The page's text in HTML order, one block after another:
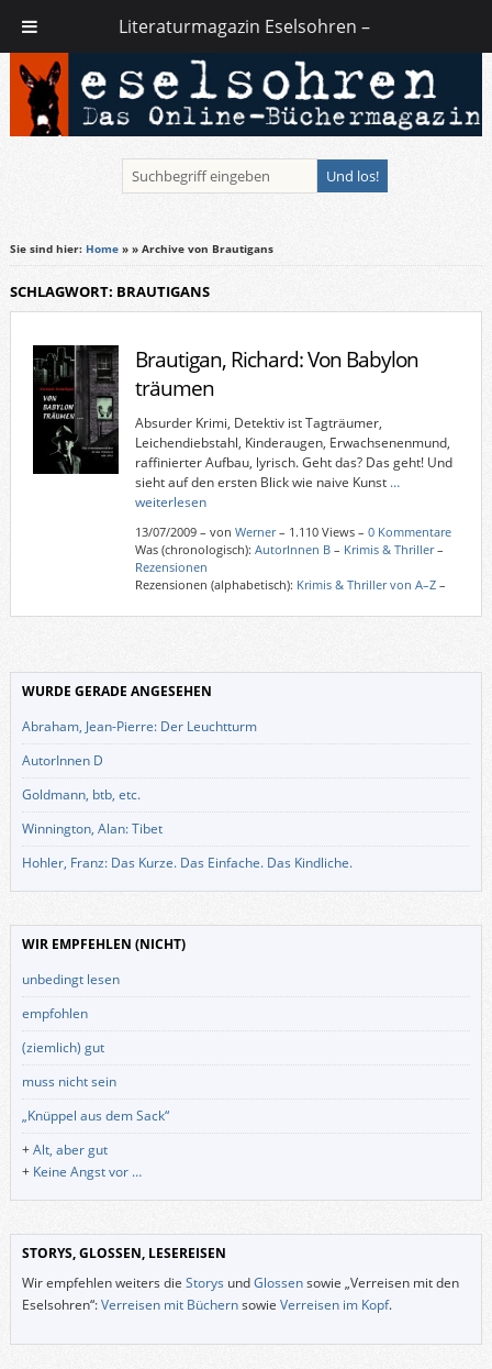
Sie sind hier: Home» » Archive von Brautigans
SCHLAGWORT: BRAUTIGANS
Brautigan, Richard: Von Babylon
träumen
Absurder Krimi, Detektiv ist Tagträumer,
Leichendiebstahl, Kinderaugen, Erwachsenenmund,
raffinierter Aufbau, lyrisch. Geht das? Das geht! Und
sieht auf den ersten Blick wie naive Kunst …
weiterlesen
13/07/2009– von Werner– 1.110 Views – 0 Kommentare
Was (chronologisch): AutorInnen B– Krimis & Thriller–
Rezensionen
Rezensionen (alphabetisch): Krimis & Thriller von A–Z–
WURDE GERADE ANGESEHEN
Abraham, Jean-Pierre: Der Leuchtturm
AutorInnen D
Goldmann, btb, etc.
Winnington, Alan: Tibet
Hohler, Franz: Das Kurze. Das Einfache. Das Kindliche.
WIR EMPFEHLEN (NICHT)
unbedingt lesen
empfohlen
(ziemlich) gut
muss nicht sein
„Knüppel aus dem Sack“
+Alt, aber gut
+ Keine Angst vor …
STORYS, GLOSSEN, LESEREISEN
Wir empfehlen weiters die Storys undGlossensowie „Verreisen mit den
Eselsohren“:Verreisen mit Büchernsowie Verreisen im Kopf.
Literaturmagazin Eselsohren –